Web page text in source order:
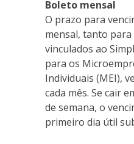
Boleto mensal
O prazo para
mensal, tanto
vinculados ao
para os
Individuais (MEI),
cada mês. Se cair
de semana, o
primeiro dia útil